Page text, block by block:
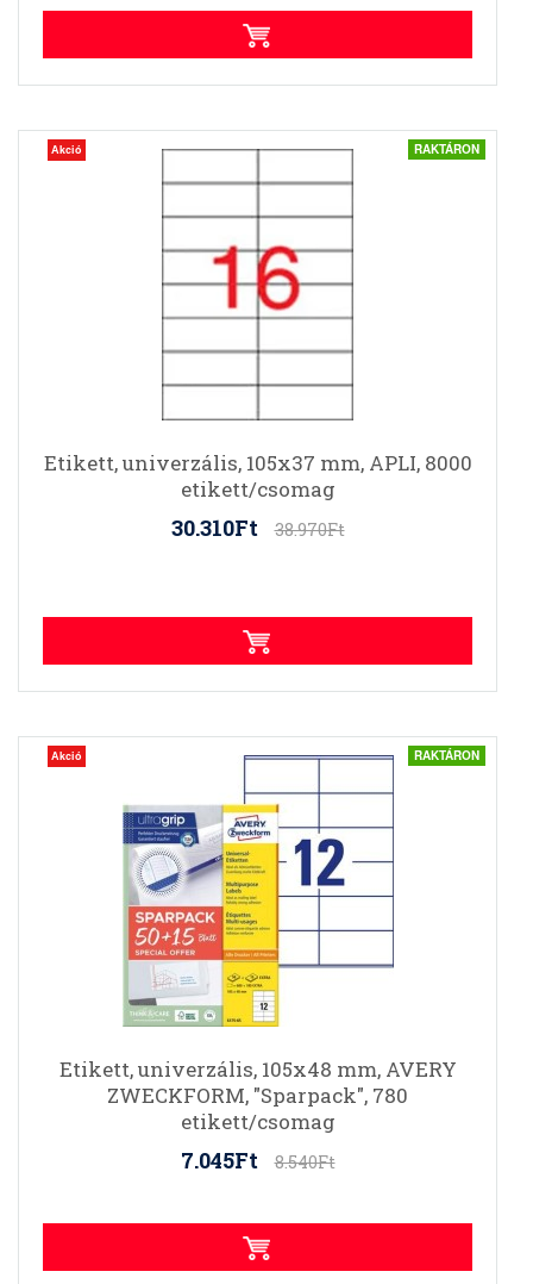
Akció RAKTÁRON
Etikett, univerzális, 105x37 mm, APLI, 8000
etikett/csomag
30.310Ft 38.970Ft
Akció RAKTÁRON
Etikett, univerzális, 105x48 mm, AVERY
ZWECKFORM, "Sparpack", 780
etikett/csomag
7.045Ft 8.540Ft